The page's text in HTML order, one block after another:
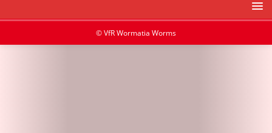
© VfR Wormatia Worms